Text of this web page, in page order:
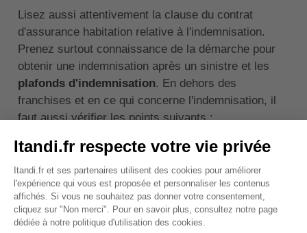
Lisez aussi attentivement la clause du contrat
d'assurance habitation relative à l'indemnisation.
Prenez surtout connaissance de la démarche pour
obtenir une indemnisation après un sinistre et les
plafonds d'indemnisation. En dehors des
franchises et en ce qui concerne l'indemnisation, il
faut aussi vérifier les points suivants :
le délai de carence,
les modalités de recours aux dispositions du
contrat,
les éventuelles évolutions de prime ou cotisation
annuelle,